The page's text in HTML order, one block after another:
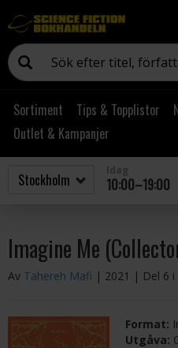
Sortiment Tips & Topplistor
Outlet & Kampanjer
10:00–19:00
Imagine Me
Av Tahereh Mafi | 2021 | Del 6 i
Format:
Utgåva: